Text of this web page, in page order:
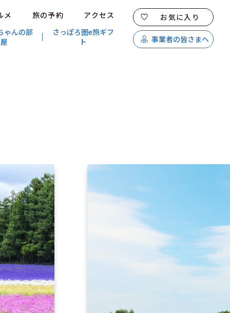
メ 旅の予約
アクセス
ゃんの部
屋
さっぽろ圏e旅ギフ
ト
お気に入り
事業者の皆さまへ
アクセス
キュンちゃんオンラインショップ
北海道はやわかり
旅のテーマで探す
7つの国立公園